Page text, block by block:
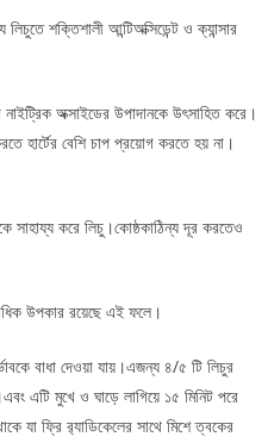
শক্তিশালী আন্টিঅক্সিডেন্ট ও ক্যান্সার
অক্সাইডের উপাদানকে উৎসাহিত করে।
হার্টের বেশি চাপ প্রয়োগ করতে হয় না।
সাহায্য করে লিচু।কোষ্ঠকাঠিন্য দূর করতেও
উপকার রয়েছে এই ফলে।
বাধা দেওয়া যায়।এজন্য ৪/৫ টি লিচুর
এটি মুখে ও ঘাড়ে লাগিয়ে ১৫ মিনিট পরে
যা ফ্রি র‍্যাডিকেলের সাথে মিশে ত্বকের